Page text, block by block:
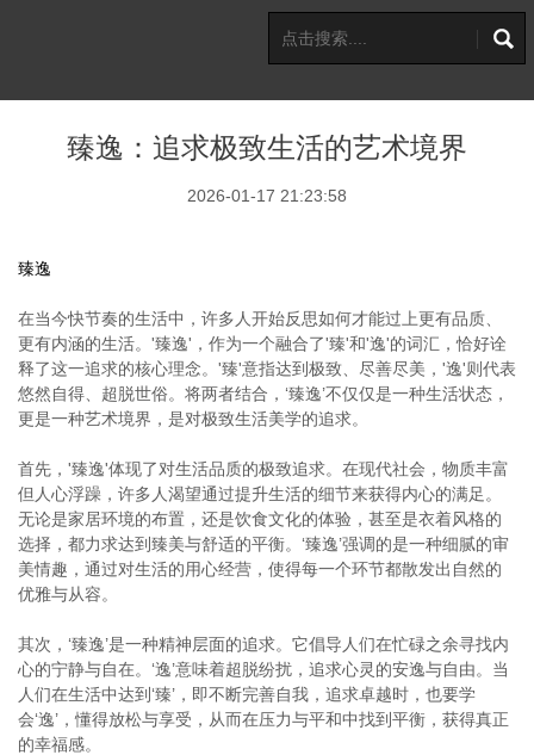
臻逸：追求极致生活的艺术境界
2026-01-17 21:23:58
臻逸
在当今快节奏的生活中，许多人开始反思如何才能过上更有品质、
更有内涵的生活。'臻逸'，作为一个融合了'臻'和'逸'的词汇，恰好诠
释了这一追求的核心理念。'臻'意指达到极致、尽善尽美，'逸'则代表
悠然自得、超脱世俗。将两者结合，‘臻逸’不仅仅是一种生活状态，
更是一种艺术境界，是对极致生活美学的追求。
首先，'臻逸'体现了对生活品质的极致追求。在现代社会，物质丰富
但人心浮躁，许多人渴望通过提升生活的细节来获得内心的满足。
无论是家居环境的布置，还是饮食文化的体验，甚至是衣着风格的
选择，都力求达到臻美与舒适的平衡。‘臻逸’强调的是一种细腻的审
美情趣，通过对生活的用心经营，使得每一个环节都散发出自然的
优雅与从容。
其次，‘臻逸’是一种精神层面的追求。它倡导人们在忙碌之余寻找内
心的宁静与自在。‘逸’意味着超脱纷扰，追求心灵的安逸与自由。当
人们在生活中达到‘臻’，即不断完善自我，追求卓越时，也要学
会‘逸’，懂得放松与享受，从而在压力与平和中找到平衡，获得真正
的幸福感。